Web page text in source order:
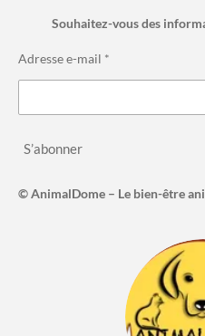
Souhaitez-vous des
Adresse e-mail *
S’abonner
© AnimalDome – Le bien-être